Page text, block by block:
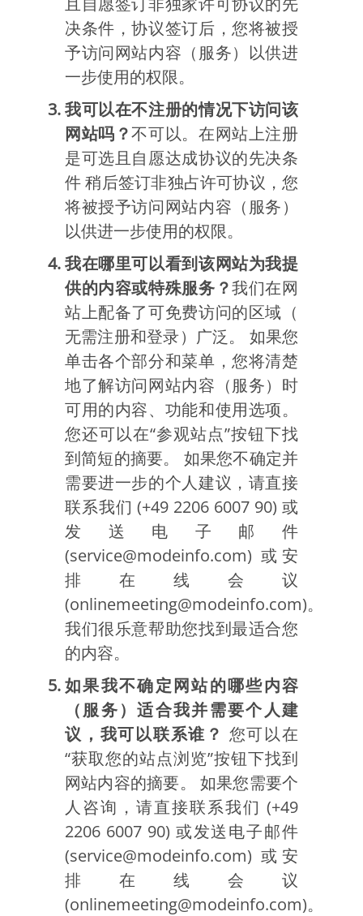
决条件，协议签订后，您将被授
予访问网站内容（服务）以供进
一步使用的权限。
我可以在不注册的情况下访问该
网站吗？不可以。在网站上注册
是可选且自愿达成协议的先决条
件 稍后签订非独占许可协议，您
将被授予访问网站内容（服务）
以供进一步使用的权限。
我在哪里可以看到该网站为我提
供的内容或特殊服务？我们在网
站上配备了可免费访问的区域（
无需注册和登录）广泛。 如果您
单击各个部分和菜单，您将清楚
地了解访问网站内容（服务）时
可用的内容、功能和使用选项。
您还可以在“参观站点”按钮下找
到简短的摘要。 如果您不确定并
需要进一步的个人建议，请直接
联系我们 (+49 2206 6007 90) 或
发送电子邮件
(service@modeinfo.com) 或安
排在线会议
(onlinemeeting@modeinfo.com)。
我们很乐意帮助您找到最适合您
的内容。
如果我不确定网站的哪些内容
（服务）适合我并需要个人建
议，我可以联系谁？ 您可以在
“获取您的站点浏览”按钮下找到
网站内容的摘要。 如果您需要个
人咨询，请直接联系我们 (+49
2206 6007 90) 或发送电子邮件
(service@modeinfo.com) 或安
排在线会议
(onlinemeeting@modeinfo.com)。